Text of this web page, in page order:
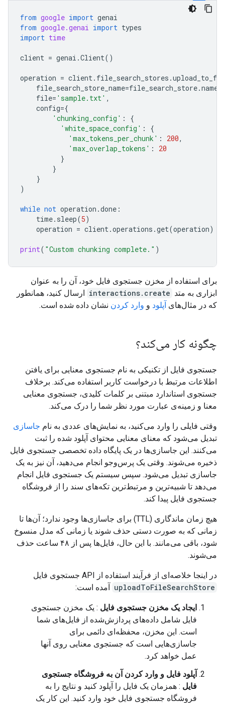
from google import genai
from google.genai import types
import time
client = genai .Client()
operation = client. file_search_stores .
file_search_store_name=file_search_store.name
file= 'sample.txt' ,
config={
'chunking_config' :
{
'white_space_config' :
{
'max_tokens_per_chunk' : 200,
'max_overlap_tokens' :
20
}
}
}
)
while not operation .done :
time. sleep(5)
operation = client.operations .get(operation)
print( "Custom chunking complete." )
برای استفاده از مخزن جستجوی فایل خود، آن را به عنوان
ابزاری به متد interactions.create ارسال کنید، همانطور
که در مثال‌های آپلود و وارد کردن نشان داده شده است.
چگونه کار می‌کند؟
جستجوی فایل از تکنیکی به نام جستجوی معنایی برای یافتن
اطلاعات مرتبط با درخواست کاربر استفاده می‌کند. برخلاف
جستجوی استاندارد مبتنی بر کلمات کلیدی، جستجوی معنایی
معنا و زمینه‌ی عبارت مورد نظر شما را درک می‌کند.
وقتی فایلی را وارد می‌کنید، به نمایش‌های عددی به نام جاسازی
تبدیل می‌شود که معنای معنایی محتوای آپلود شده را ثبت
می‌کنند. این جاسازی‌ها در یک پایگاه داده تخصصی جستجوی فایل
ذخیره می‌شوند. وقتی یک پرس‌وجو انجام می‌دهید، آن نیز به یک
جاسازی تبدیل می‌شود. سپس سیستم یک جستجوی فایل انجام
می‌دهد تا شبیه‌ترین و مرتبط‌ترین تکه‌های سند را از فروشگاه
جستجوی فایل پیدا کند.
هیچ زمان ماندگاری (TTL) برای جاسازی‌ها وجود ندارد؛ آن‌ها تا
زمانی که به صورت دستی حذف شوند یا زمانی که مدل منسوخ
شود، باقی می‌مانند. با این حال، فایل‌ها پس از ۴۸ ساعت حذف
می‌شوند.
در اینجا خلاصه‌ای از فرآیند استفاده از API جستجوی فایل
uploadToFileSearchStore آمده است:
ایجاد یک مخزن جستجوی فایل : یک مخزن جستجوی
فایل شامل داده‌های پردازش‌شده از فایل‌های شما
است. این مخزن، محفظه‌ای دائمی برای
جاسازی‌هایی است که جستجوی معنایی روی آنها
عمل خواهد کرد.
آپلود فایل و وارد کردن آن به فروشگاه جستجوی
فایل : همزمان یک فایل را آپلود کنید و نتایج را به
فروشگاه جستجوی فایل خود وارد کنید. این کار یک